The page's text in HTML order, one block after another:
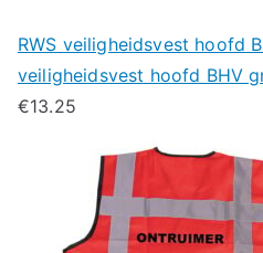
RWS veiligheidsvest hoofd
veiligheidsvest hoofd BHV
€13.25